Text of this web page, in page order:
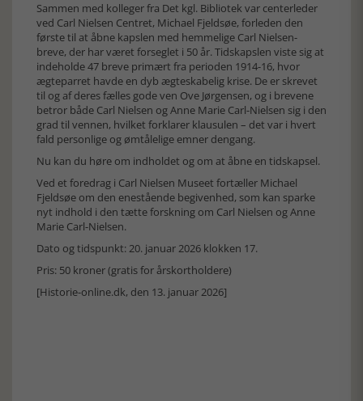
Sammen med kolleger fra Det kgl. Bibliotek var centerleder
ved Carl Nielsen Centret, Michael Fjeldsøe, forleden den
første til at åbne kapslen med hemmelige Carl Nielsen-
breve, der har været forseglet i 50 år. Tidskapslen viste sig at
indeholde 47 breve primært fra perioden 1914-16, hvor
ægteparret havde en dyb ægteskabelig krise. De er skrevet
til og af deres fælles gode ven Ove Jørgensen, og i brevene
betror både Carl Nielsen og Anne Marie Carl-Nielsen sig i den
grad til vennen, hvilket forklarer klausulen – det var i hvert
fald personlige og ømtålelige emner dengang.
Nu kan du høre om indholdet og om at åbne en tidskapsel.
Ved et foredrag i Carl Nielsen Museet fortæller Michael
Fjeldsøe om den enestående begivenhed, som kan sparke
nyt indhold i den tætte forskning om Carl Nielsen og Anne
Marie Carl-Nielsen.
Dato og tidspunkt: 20. januar 2026 klokken 17.
Pris: 50 kroner (gratis for årskortholdere)
[Historie-online.dk, den 13. januar 2026]